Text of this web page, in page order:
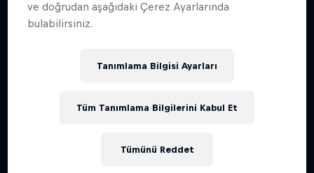
19 Ocak – 15 Mart 2026
ve doğrudan aşağıdaki Çerez Ayarlarında
bulabilirsiniz.
Tanımlama Bilgisi Ayarları
Tümünü Reddet
Tüm Tanımlama Bilgilerini Kabul Et